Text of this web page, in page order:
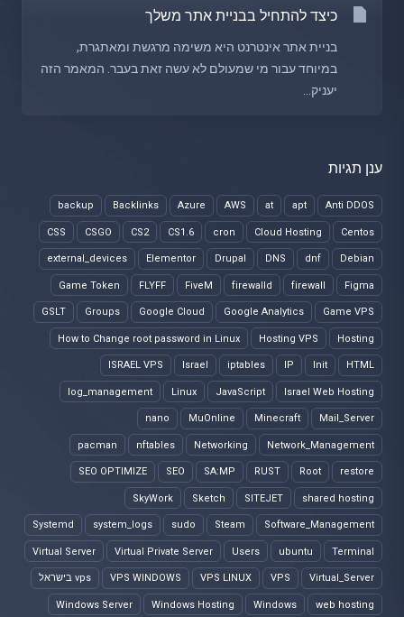
ענן תגיות
Anti DDOS
apt
at
AWS
Azure
Backlinks
backup
Centos
Cloud Hosting
cron
CS1.6
CS2
CSGO
CSS
Debian
dnf
DNS
Drupal
Elementor
external_devices
Figma
firewall
firewalld
FiveM
FLYFF
Game Token
Game VPS
Google Analytics
Google Cloud
Groups
GSLT
Hosting
Hosting VPS
How to Change root password in Linux
HTML
Init
IP
iptables
Israel
ISRAEL VPS
Israel Web Hosting
JavaScript
Linux
log_management
Mail_Server
Minecraft
MuOnline
nano
Network_Management
Networking
nftables
pacman
restore
Root
RUST
SA:MP
SEO
SEO OPTIMIZE
shared hosting
SITEJET
Sketch
SkyWork
Software_Management
Steam
sudo
system_logs
Systemd
Terminal
ubuntu
Users
Virtual Private Server
Virtual Server
Virtual_Server
VPS
VPS LINUX
VPS WINDOWS vps בישראל
web hosting
Windows
Windows Hosting
Windows Server
כיצד להתחיל בבניית אתר משלך
בניית אתר אינטרנט היא משימה מרגשת ומאתגרת,
במיוחד עבור מי שמעולם לא עשה זאת בעבר. המאמר הזה
יעניק...